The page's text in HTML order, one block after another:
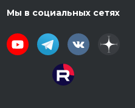
Мы в социальных сетях